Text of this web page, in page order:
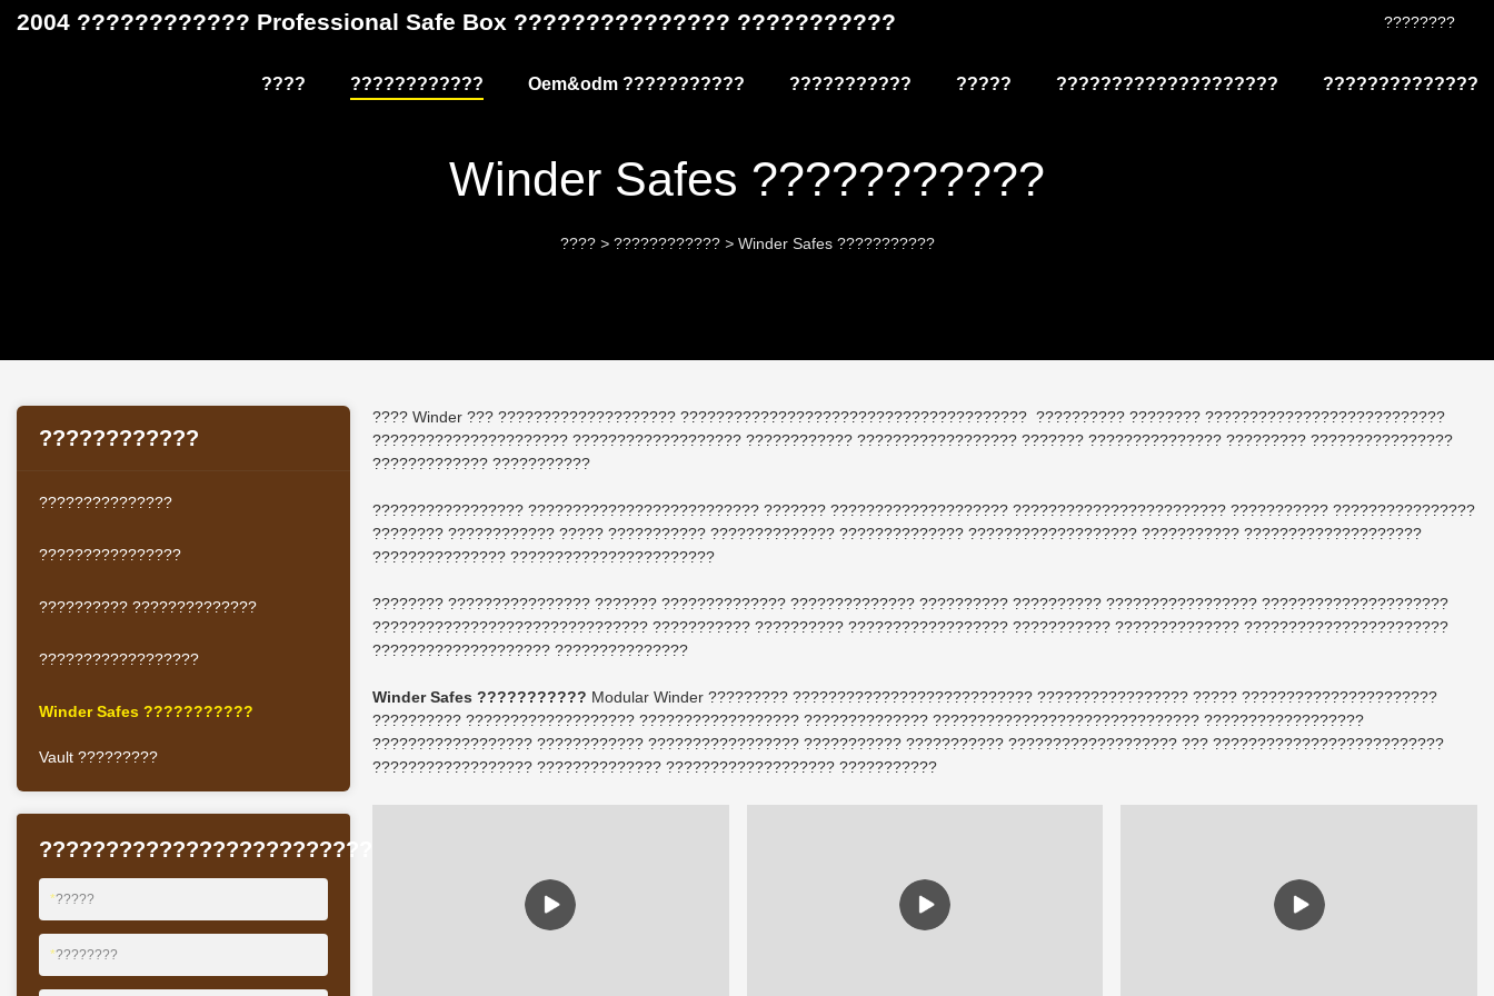
2004 ???????????? Professional Safe Box ??????????????? ??????????? ????????
???? ???????????? Oem&odm ??????????? ??????????? ????? ????????????????????
Winder Safes ???????????
???? > ???????????? > Winder Safes ???????????
????????????
???????????????
????????????????
?????????? ??????????????
??????????????????
Winder Safes ???????????
Vault ?????????
????????????????????????????????????
*?????
*????????
???? Winder ??? ???????????????????? ??????????????????????????????????????? ?????????? ???????? ???????????????????????????
?????????????????????? ??????????????????? ???????????? ?????????????????? ??????? ??????????????? ????????? ????????????????
????????????? ???????????
????????????????? ?????????????????????????? ??????? ???????????????????? ???????????????????????? ??????????? ????????????????
???????? ???????????? ????? ??????????? ?????????????? ?????????????? ??????????????????? ??????????? ????????????????????
??????????????? ???????????????????????
???????? ???????????????? ??????? ?????????????? ?????????????? ?????????? ?????????? ????????????????? ?????????????????????
??????????????????????????????? ??????????? ?????????? ?????????????????? ??????????? ?????????????? ???????????????????????
???????????????????? ???????????????
Winder Safes ??????????? Modular Winder ????????? ??????????????????????????? ????????????????? ????? ??????????????????????
?????????? ??????????????????? ?????????????????? ?????????????? ?????????????????????????????? ??????????????????
?????????????????? ???????????? ????????????????? ??????????? ??????????? ??????????????????? ??? ??????????????????????????
?????????????????? ?????????????? ??????????????????? ???????????